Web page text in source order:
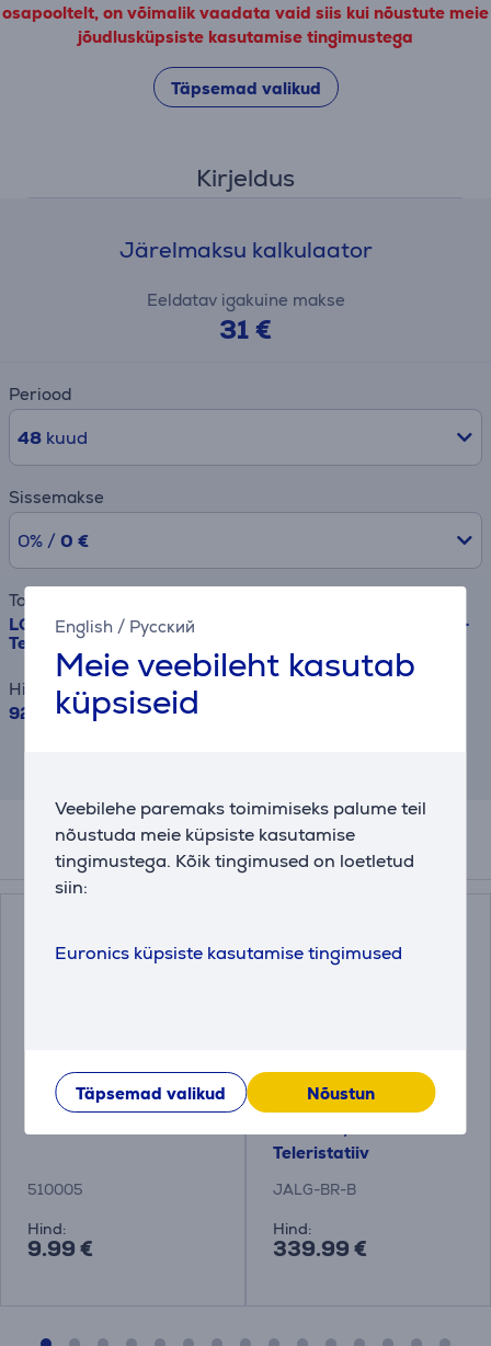
English / Русский
Meie veebileht kasutab
küpsiseid
Veebilehe paremaks toimimiseks palume teil
nõustuda meie küpsiste kasutamise
tingimustega. Kõik tingimused on loetletud
siin:
Euronics küpsiste kasutamise tingimused
Täpsemad valikud Nõustun
osapooltelt, on võimalik vaadata vaid siis kui nõustute meie
jõudlusküpsiste kasutamise tingimustega
Täpsemad valikud
Kirjeldus
Järelmaksu kalkulaator
Eeldatav igakuine makse
31 €
Periood
48kuud
Sissemakse
0% / 0 €
Toode
LG QNED87 evo AI, 55'', 4K UHD, QNED Mini LED, must -
Teler
Hind
929.99 €
Tarvikud
Ekraanipuhastuskompl
510005
Hind:
9.99 €
Jalg Birch / Black,
Teleristatiiv
JALG-BR-B
Hind:
339.99 €